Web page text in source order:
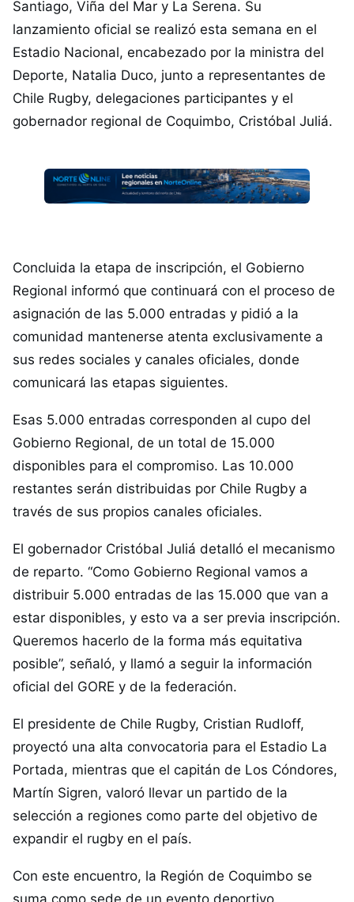
Santiago, Viña del Mar y La Serena. Su
lanzamiento oficial se realizó esta semana en el
Estadio Nacional, encabezado por la ministra del
Deporte, Natalia Duco, junto a representantes de
Chile Rugby, delegaciones participantes y el
gobernador regional de Coquimbo, Cristóbal Juliá.
Concluida la etapa de inscripción, el Gobierno
Regional informó que continuará con el proceso de
asignación de las 5.000 entradas y pidió a la
comunidad mantenerse atenta exclusivamente a
sus redes sociales y canales oficiales, donde
comunicará las etapas siguientes.
Esas 5.000 entradas corresponden al cupo del
Gobierno Regional, de un total de 15.000
disponibles para el compromiso. Las 10.000
restantes serán distribuidas por Chile Rugby a
través de sus propios canales oficiales.
El gobernador Cristóbal Juliá detalló el mecanismo
de reparto. “Como Gobierno Regional vamos a
distribuir 5.000 entradas de las 15.000 que van a
estar disponibles, y esto va a ser previa inscripción.
Queremos hacerlo de la forma más equitativa
posible”, señaló, y llamó a seguir la información
oficial del GORE y de la federación.
El presidente de Chile Rugby, Cristian Rudloff,
proyectó una alta convocatoria para el Estadio La
Portada, mientras que el capitán de Los Cóndores,
Martín Sigren, valoró llevar un partido de la
selección a regiones como parte del objetivo de
expandir el rugby en el país.
Con este encuentro, la Región de Coquimbo se
suma como sede de un evento deportivo